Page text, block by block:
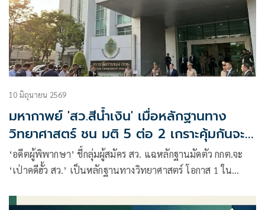
10 มิถุนายน 2569
มหากาพย์ 'สว.สีน้ำเงิน' เมื่อหลักฐานทาง
วิทยาศาสตร์ ชน มติ 5 ต่อ 2 เกราะคุ้มกันจะ
ทะลุ หรือคุกคลองเปรมจะเปิด
‘อดีตผู้พิพากษา’ ชี้กลุ่มผู้สมัคร สว. แฉหลักฐานมัดตัว กกต.จะ
‘เป่าคดีฮั้ว สว.’ เป็นหลักฐานทางวิทยาศาสตร์ โอกาส 1 ใน
บังเอิญ หาก กกต. มีมติ 5 ต่อ 2 ‘ไม่มีมูล’ เข้าข่ายมาตรา 157